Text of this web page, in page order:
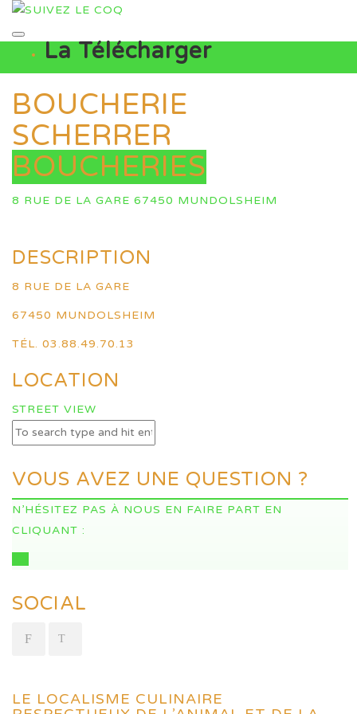
La Télécharger
BOUCHERIE
SCHERRER
BOUCHERIES
8 RUE DE LA GARE 67450 MUNDOLSHEIM
DESCRIPTION
8 RUE DE LA GARE
67450 MUNDOLSHEIM
TÉL. 03.88.49.70.13
LOCATION
STREET VIEW
VOUS AVEZ UNE QUESTION ?
N’HÉSITEZ PAS À NOUS EN FAIRE PART EN
CLIQUANT :
SOCIAL
LE LOCALISME CULINAIRE